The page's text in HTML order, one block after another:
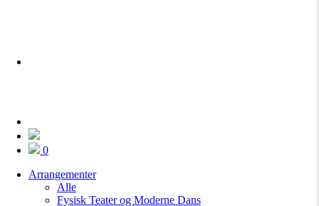
0
Arrangementer
Alle
Fysisk Teater og Moderne Dans